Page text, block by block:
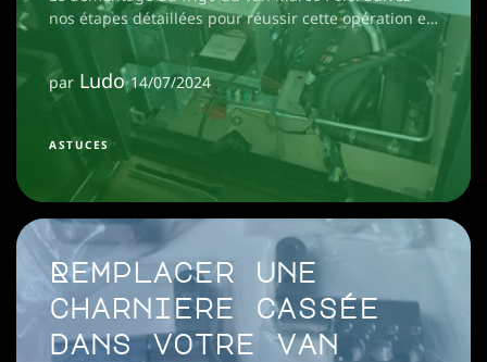
nos étapes détaillées pour réussir cette opération en
toute sécurité.
par Ludo14/07/2024
ASTUCES
Remplacer une
charnière cassée
dans votre van